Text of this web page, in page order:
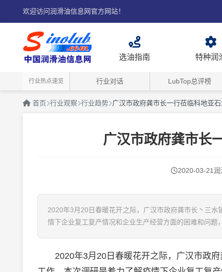
欢迎访问润滑油信息网官方网站！
选油指南 特种润
行业热点速览 行业对话 LubTop总评榜
首页 行业观察 行业趋势 广汉市政府龚市长一行莅临科地亚石
广汉市政府龚市长
2020-03-21润
2020年3月20日春暖花开之际，广汉市政府龚市长丶三
情下企业复工复产情况和企业生产经营方面的困难和问题
2020年3月20日春暖花开之际，广汉市政府